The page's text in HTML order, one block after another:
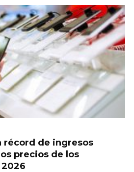
récord de ingresos
precios de los